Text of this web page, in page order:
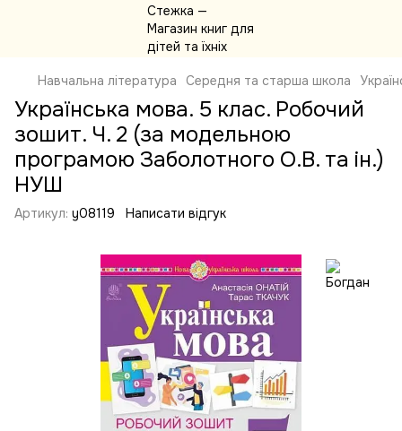
Навчальна література Середня та старша школа
Українська мова. 5 клас. Робочий
зошит. Ч. 2 (за модельною
програмою Заболотного О.В. та ін.)
НУШ
Артикул: y08119 Написати відгук